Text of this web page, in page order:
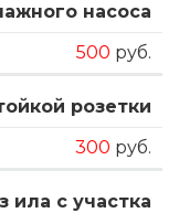
насоса
500 руб.
розетки
300 руб.
ила с участка